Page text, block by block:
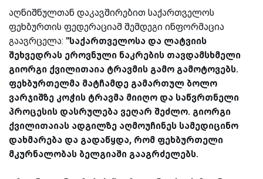
აღნიშნულთან დაკავშირებით საქართველოს
ფეხბურთის ფედერაციამ შემდეგი ინფორმაცია
გაავრცელა: ''საქართველოსა და ლატვიის
შეხვედრას ეროვნული ნაკრების თავდამსხმელი
გიორგი ქვილითაია ტრავმის გამო გამოტოვებს.
ფეხბურთელმა მატჩამდე გამართულ ბოლო
ვარჯიშზე კოჭის ტრავმა მიიღო და საწვრთნელი
პროცესის დასრულება ვეღარ შეძლო. გიორგი
ქვილითაიას ადგილზე აღმოუჩინეს სამედიცინო
დახმარება და გადაწყდა, რომ ფეხბურთელი
მკურნალობას ბელგიაში გააგრძელებს.